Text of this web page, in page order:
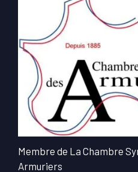
Membre de La Chambre
Armuriers